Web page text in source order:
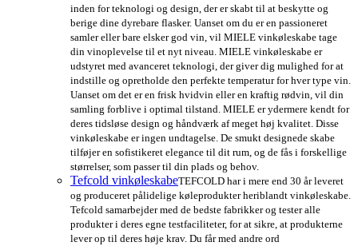
inden for teknologi og design, der er skabt til at beskytte og
berige dine dyrebare flasker. Uanset om du er en passioneret
samler eller bare elsker god vin, vil MIELE vinkøleskabe tage
din vinoplevelse til et nyt niveau. MIELE vinkøleskabe er
udstyret med avanceret teknologi, der giver dig mulighed for at
indstille og opretholde den perfekte temperatur for hver type vin.
Uanset om det er en frisk hvidvin eller en kraftig rødvin, vil din
samling forblive i optimal tilstand. MIELE er ydermere kendt for
deres tidsløse design og håndværk af meget høj kvalitet. Disse
vinkøleskabe er ingen undtagelse. De smukt designede skabe
tilføjer en sofistikeret elegance til dit rum, og de fås i forskellige
størrelser, som passer til din plads og behov.
Tefcold vinkøleskabeTEFCOLD har i mere end 30 år leveret
og produceret pålidelige køleprodukter heriblandt vinkøleskabe.
Tefcold samarbejder med de bedste fabrikker og tester alle
produkter i deres egne testfaciliteter, for at sikre, at produkterne
lever op til deres høje krav. Du får med andre ord